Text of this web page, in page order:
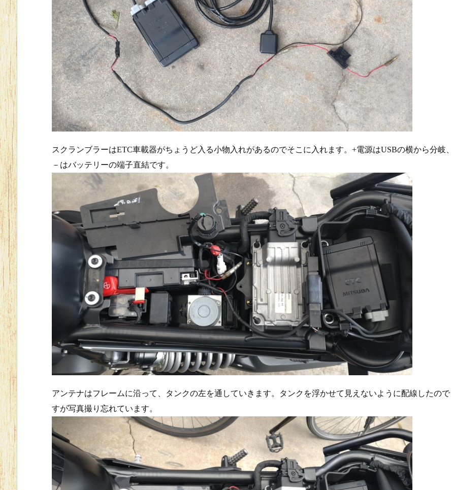
スクランブラーはETC車載器がちょうど入る小物入れがあるのでそこに入れます。+電源はUSBの横から分岐、
－はバッテリーの端子直結です。
アンテナはフレームに沿って、タンクの左を通していきます。タンクを浮かせて見えないように配線したので
すが写真撮り忘れています。